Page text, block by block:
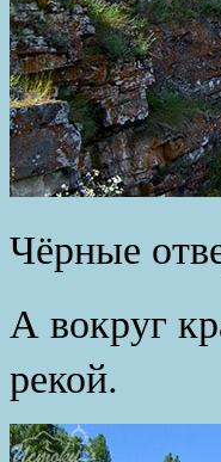
Чёрные
А вокруг
рекой.